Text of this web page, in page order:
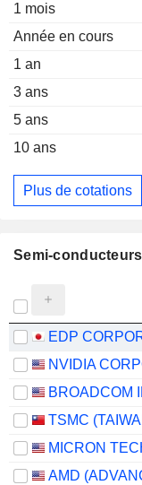
1 mois
Année en cours
1 an
3 ans
5 ans
10 ans
Plus de cotations
Semi-
EDP
NVIDIA
BROADCOM